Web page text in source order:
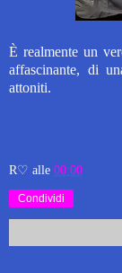
È realmente un
affascinante, di
attoniti.
R♡ alle 00:00
Condividi